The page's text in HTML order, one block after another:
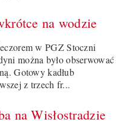
na wodzie
w PGZ Stoczni
można było obserwować
Gotowy kadłub
z trzech fr...
na Wisłostradzie